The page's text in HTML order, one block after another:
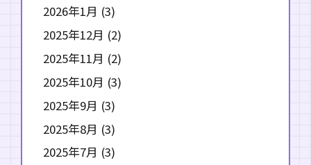
2026年1月 (3)
2025年12月 (2)
2025年11月 (2)
2025年10月 (3)
2025年9月 (3)
2025年8月 (3)
2025年7月 (3)